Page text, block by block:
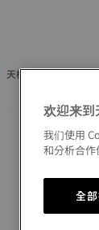
天梭 T-Touch
欢迎来到
我们使用
和分析合作
全